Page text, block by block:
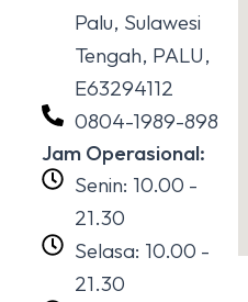
Palu, Sulawesi
Tengah, PALU,
E63294112
0804-1989-898
Jam Operasional:
Senin: 10.00 -
21.30
Selasa: 10.00 -
21.30